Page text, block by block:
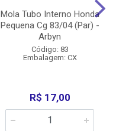
Mola Tubo Interno Honda
Pequena Cg 83/04 (Par) -
Arbyn
Código: 83
Embalagem: CX
R$ 17,00